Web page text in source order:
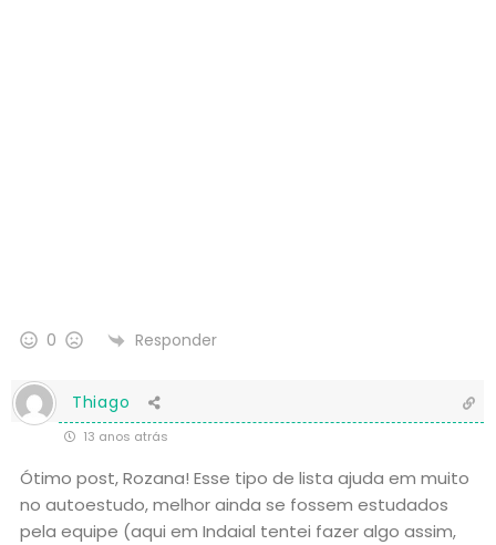
0 Responder
Thiago
13 anos atrás
Ótimo post, Rozana! Esse tipo de lista ajuda em muito
no autoestudo, melhor ainda se fossem estudados
pela equipe (aqui em Indaial tentei fazer algo assim,